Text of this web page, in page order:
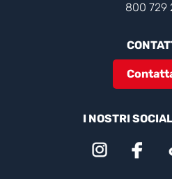
800 729
I NOSTRI